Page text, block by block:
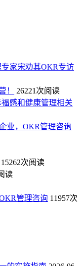
家宋劝其OKR专访
！
26221次阅读
感和健康管理相关
业，OKR管理咨询
15262次阅读
读
管理咨询 11957次